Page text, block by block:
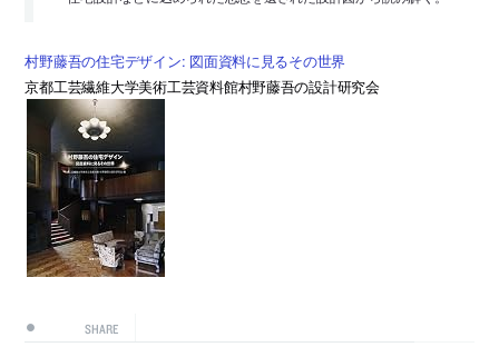
村野藤吾の住宅デザイン: 図面資料に見るその世界
京都工芸繊維大学美術工芸資料館村野藤吾の設計研究会
SHARE